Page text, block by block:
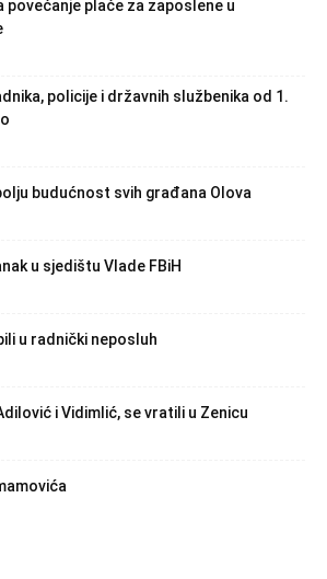
povećanje plaće za zaposlene u
policije i državnih službenika od 1.
budućnost svih građana Olova
u sjedištu Vlade FBiH
u radnički neposluh
i Vidimlić, se vratili u Zenicu